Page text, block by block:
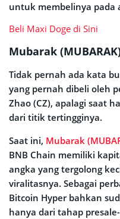
untuk membelinya pada
Beli Maxi Doge di Sini
Mubarak
Tidak pernah ada kata
yang pernah dibeli oleh
Zhao (CZ), apalagi saat
dari titik tertingginya.
Saat ini, Mubarak
BNB Chain memiliki
angka yang tergolong
viralitasnya. Sebagai
Bitcoin Hyper bahkan
hanya dari tahap